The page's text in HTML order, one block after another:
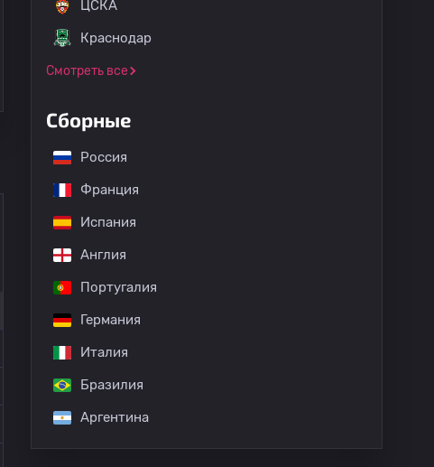
ЦСКА
Краснодар
Смотреть все
Сборные
Россия
Франция
Испания
Англия
Португалия
Германия
Италия
Бразилия
Аргентина